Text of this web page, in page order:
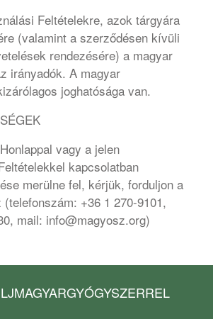
Feltételekre, azok tárgyára
(valamint a szerződésen kívüli
rendezésére) a magyar
irányadók. A magyar
joghatósága van.
vagy a jelen
kapcsolatban
merülne fel, kérjük, forduljon a
(telefonszám: +36 1 270-9101,
mail: info@magyosz.org)